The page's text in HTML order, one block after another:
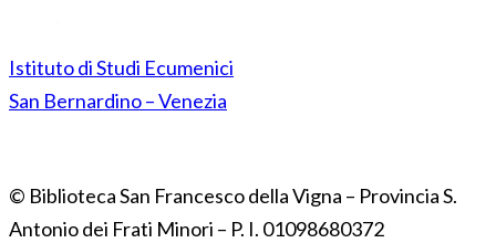
Istituto di Studi Ecumenici
San Bernardino – Venezia
© Biblioteca San Francesco della Vigna – Provincia S.
Antonio dei Frati Minori – P. I. 01098680372